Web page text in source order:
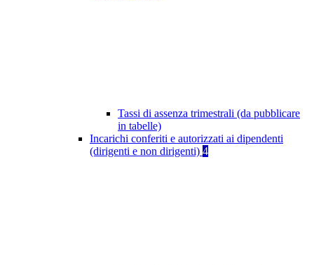
Tassi di assenza trimestrali (da pubblicare
in tabelle)
Incarichi conferiti e autorizzati ai dipendenti
(dirigenti e non dirigenti) 4